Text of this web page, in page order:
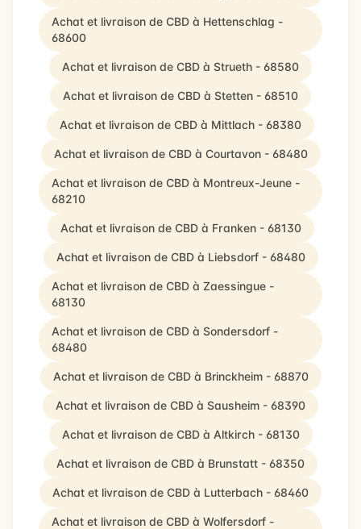
Achat et livraison de CBD à Hettenschlag -
68600
Achat et livraison de CBD à Strueth - 68580
Achat et livraison de CBD à Stetten - 68510
Achat et livraison de CBD à Mittlach - 68380
Achat et livraison de CBD à Courtavon - 68480
Achat et livraison de CBD à Montreux-Jeune -
68210
Achat et livraison de CBD à Franken - 68130
Achat et livraison de CBD à Liebsdorf - 68480
Achat et livraison de CBD à Zaessingue -
68130
Achat et livraison de CBD à Sondersdorf -
68480
Achat et livraison de CBD à Brinckheim - 68870
Achat et livraison de CBD à Sausheim - 68390
Achat et livraison de CBD à Altkirch - 68130
Achat et livraison de CBD à Brunstatt - 68350
Achat et livraison de CBD à Lutterbach - 68460
Achat et livraison de CBD à Wolfersdorf -